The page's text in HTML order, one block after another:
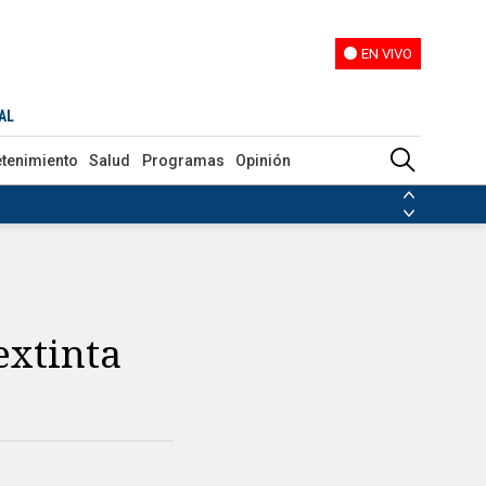
EN VIVO
Salud Programas Opinión